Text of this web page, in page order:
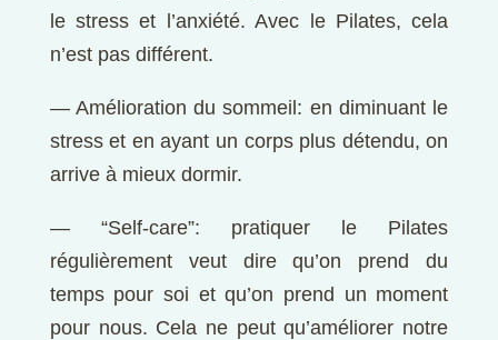
le stress et l’anxiété. Avec le Pilates, cela
n’est pas différent.
— Amélioration du sommeil: en diminuant le
stress et en ayant un corps plus détendu, on
arrive à mieux dormir.
— “Self-care”: pratiquer le Pilates
régulièrement veut dire qu’on prend du
temps pour soi et qu’on prend un moment
pour nous. Cela ne peut qu’améliorer notre